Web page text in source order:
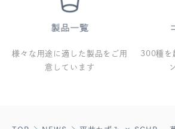
様々な用途に適した製品をご用
意しています
300種を